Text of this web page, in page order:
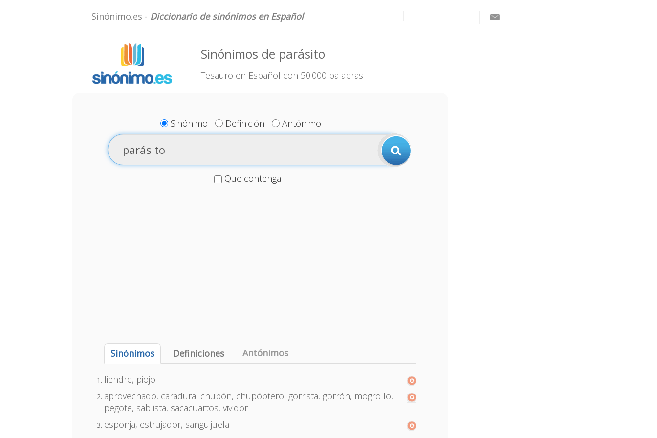
Sinónimo.es - Diccionario de sinónimos en Español
Sinónimos de parásito
Tesauro en Español con 50.000 palabras
Sinónimo Definición Antónimo
Que contenga
Sinónimos Definiciones Antónimos
liendre, piojo
aprovechado, caradura, chupón, chupóptero, gorrista, gorrón, mogrollo,
pegote, sablista, sacacuartos, vividor
esponja, estrujador, sanguijuela